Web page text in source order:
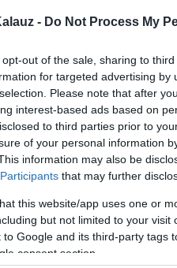
- Do Not Process My
opt-out of the sale, sharing to
for targeted advertising
Please note that after
interest-based ads based on
to third parties prior to
of your personal information
information may also be
that may further
this website/app uses one or
but not limited to your
to Google and its third-party tags
consent section.